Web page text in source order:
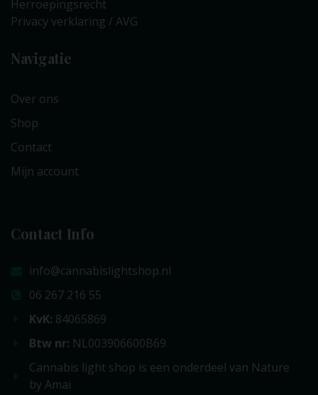
Herroepingsrecht
Privacy verklaring / AVG
Navigatie
Over ons
Shop
Contact
Mijn account
Contact Info
info@cannabislightshop.nl
06 267 216 55
KvK: 84065869
Btw nr: NL003906600B69
Cannabis light shop is een onderdeel van Nature
by Amai